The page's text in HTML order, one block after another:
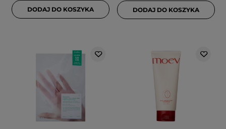
DODAJ DO KOSZYKA DODAJ DO KOSZYKA